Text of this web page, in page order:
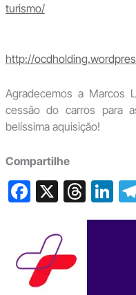
turismo/
http://
Agradecemos a Marcos
cessão do carros para
belíssima aquisição!
Compartilhe
F
e
b
X T
hr
Li
n